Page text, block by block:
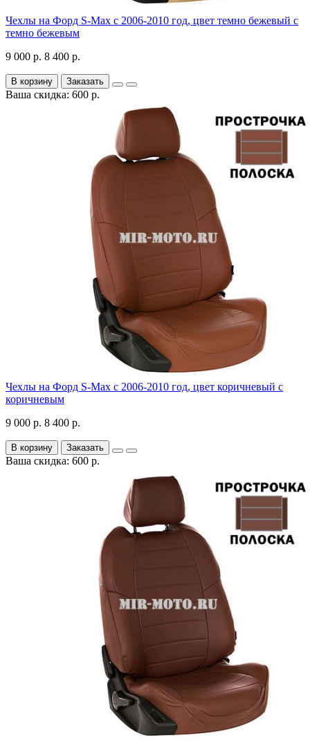
Чехлы на Форд S-Max с 2006-2010 год, цвет темно бежевый с
темно бежевым
9 000 р. 8 400 р.
В корзину Заказать
Ваша скидка: 600 р.
Чехлы на Форд S-Max с 2006-2010 год, цвет коричневый с
коричневым
9 000 р. 8 400 р.
В корзину Заказать
Ваша скидка: 600 р.